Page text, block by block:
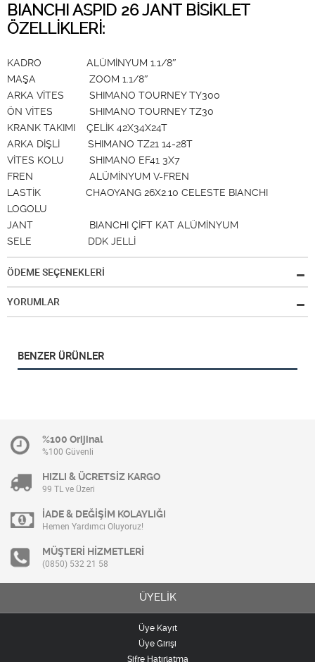
BIANCHI ASPID 26 JANT BİSİKLET
ÖZELLİKLERİ:
KADRO ALÜMİNYUM 1.1/8″
MAŞA ZOOM 1.1/8″
ARKA VİTES SHIMANO TOURNEY TY300
ÖN VİTES SHIMANO TOURNEY TZ30
KRANK TAKIMI ÇELİK 42X34X24T
ARKA DİŞLİ SHIMANO TZ21 14-28T
VİTES KOLU SHIMANO EF41 3X7
FREN ALÜMİNYUM V-FREN
LASTİK CHAOYANG 26X2.10 CELESTE BIANCHI
LOGOLU
JANT BIANCHI ÇİFT KAT ALÜMİNYUM
SELE DDK JELLİ
ÖDEME SEÇENEKLERİ
YORUMLAR
BENZER ÜRÜNLER
%100 Orijinal
%100 Güvenli
HIZLI & ÜCRETSİZ KARGO
99 TL ve Üzeri
İADE & DEĞİŞİM KOLAYLIĞI
Hemen Yardımcı Oluyoruz!
MÜŞTERİ HİZMETLERİ
(0850) 532 21 58
ÜYELİK
Üye Kayıt
Üye Girişi
Şifre Hatırlatma